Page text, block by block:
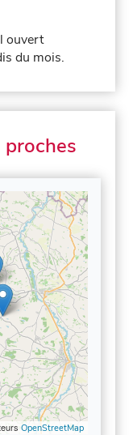
ouvert
du mois.
proches
OpenStreetMap